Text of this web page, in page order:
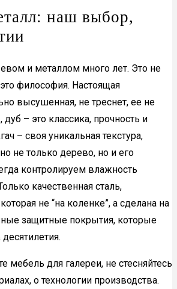
наш выбор,
и металлом много лет. Это не
философия. Настоящая
высушенная, не треснет, ее не
– это классика, прочность и
– своя уникальная текстура,
не только дерево, но и его
контролируем влажность
качественная сталь,
не “на коленке”, а сделана на
защитные покрытия, которые
мебель для галереи, не стесняйтесь
о технологии производства.